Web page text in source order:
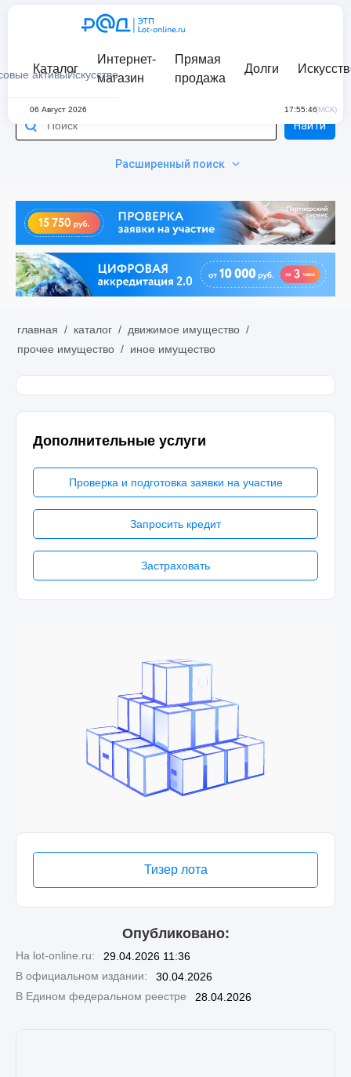
активыИскусство
Каталог
Интернет-
магазин
Прямая
продажа
Долги
06 Август 2026 17:55:46(МСК)
Расширенный поиск
Найти
главная / каталог / движимое имущество /
прочее имущество / иное имущество
Дополнительные услуги
Проверка и подготовка заявки на участие
Запросить кредит
Застраховать
Тизер лота
Опубликовано:
На lot-online.ru:
29.04.2026 11:36
В официальном издании:
30.04.2026
В Едином федеральном реестре
28.04.2026